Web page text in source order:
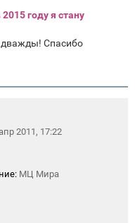
году я стану
дважды! Спасибо
2011, 17:22
МЦ Мира